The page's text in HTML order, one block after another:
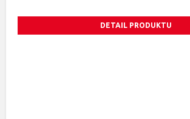
DETAIL PRODUKTU